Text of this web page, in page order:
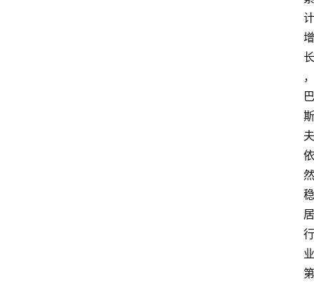
计
增
长
，
巴
斯
夫
依
然
稳
居
行
业
第